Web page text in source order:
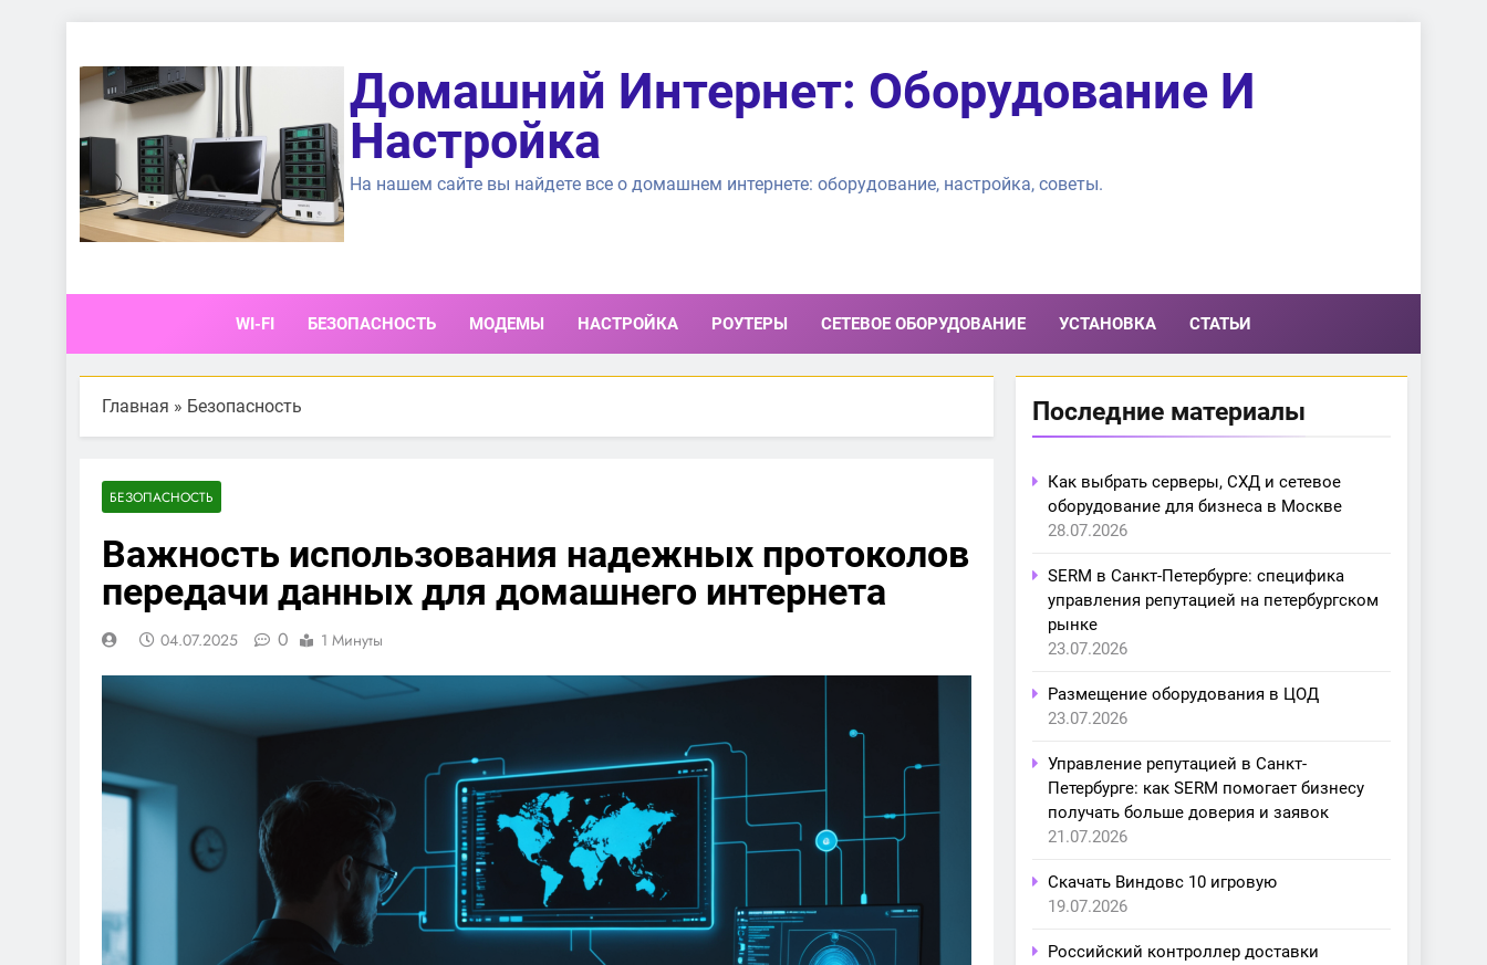
содержимому
Домашний Интернет: Оборудование И
Настройка
На нашем сайте вы найдете все о домашнем интернете: оборудование, настройка, советы.
WI-FI БЕЗОПАСНОСТЬ МОДЕМЫ НАСТРОЙКА РОУТЕРЫ СЕТЕВОЕ ОБОРУДОВАНИЕ УСТАНОВКА СТАТЬИ
Главная » Безопасность
БЕЗОПАСНОСТЬ
Важность использования надежных протоколов
передачи данных для домашнего интернета
04.07.2025 0 1 Минуты
Последние материалы
Как выбрать серверы, СХД и сетевое
оборудование для бизнеса в Москве
28.07.2026
SERM в Санкт-Петербурге: специфика
управления репутацией на петербургском
рынке
23.07.2026
Размещение оборудования в ЦОД
23.07.2026
Управление репутацией в Санкт-
Петербурге: как SERM помогает бизнесу
получать больше доверия и заявок
21.07.2026
Скачать Виндовс 10 игровую
19.07.2026
Российский контроллер доставки